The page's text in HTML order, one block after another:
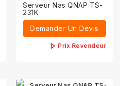
Serveur Nas QNAP TS-
231K
Demander Un Devis
Prix Revendeur